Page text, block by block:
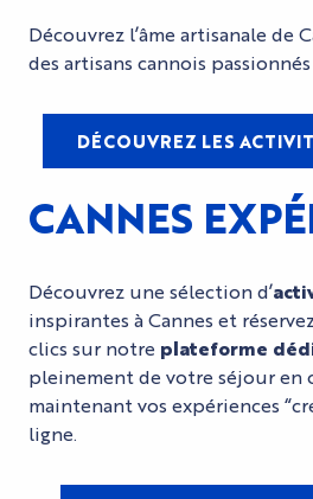
Découvrez l’âme artisanale de
des artisans cannois
DÉCOUVREZ LES
CANNES
Découvrez une sélection d’
inspirantes à Cannes et
clics sur notre plateforme
pleinement de votre séjour en
maintenant vos expériences
ligne.